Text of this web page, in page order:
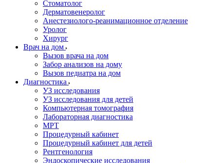
Стоматолог
Дерматовенеролог
Анестезиолого-реанимационное отделение
Уролог
Хирург
Врач на дом
Вызов врача на дом
Забор анализов на дому
Вызов педиатра на дом
Диагностика
УЗ исследования
УЗ исследования для детей
Компьютерная томография
Лабораторная диагностика
МРТ
Процедурный кабинет
Процедурный кабинет для детей
Рентгенология
Эндоскопические исследования